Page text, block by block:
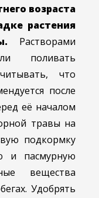
возраста
растения
Растворами
поливать
что
после
её началом
травы на
подкормку
и пасмурную
вещества
Удобрять